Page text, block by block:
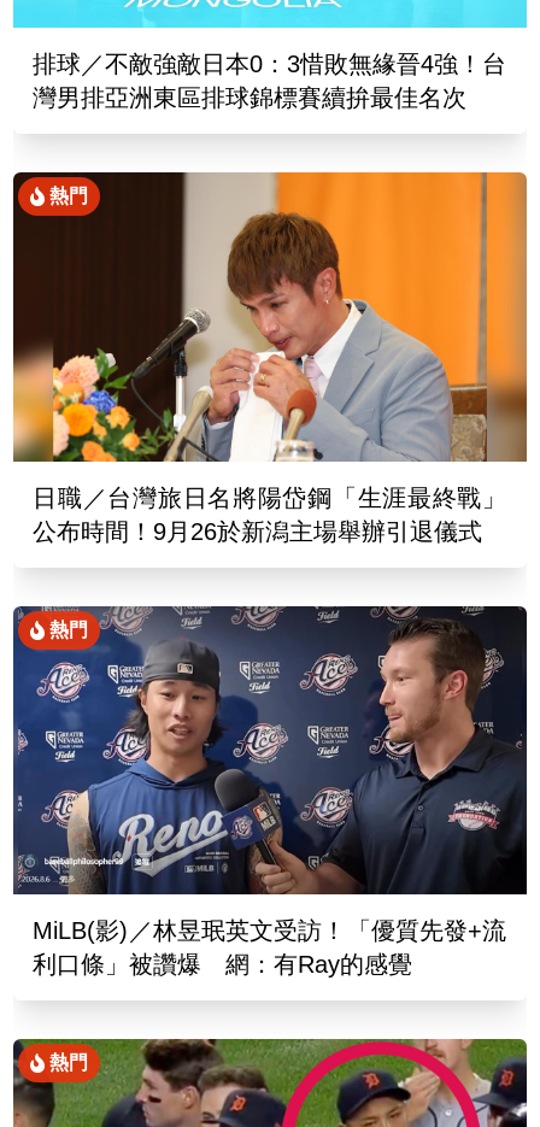
排球／不敵強敵日本0：3惜敗無緣晉4強！台
灣男排亞洲東區排球錦標賽續拚最佳名次
熱門
日職／台灣旅日名將陽岱鋼「生涯最終戰」
公布時間！9月26於新潟主場舉辦引退儀式
熱門
MiLB(影)／林昱珉英文受訪！「優質先發+流
利口條」被讚爆 網：有Ray的感覺
熱門